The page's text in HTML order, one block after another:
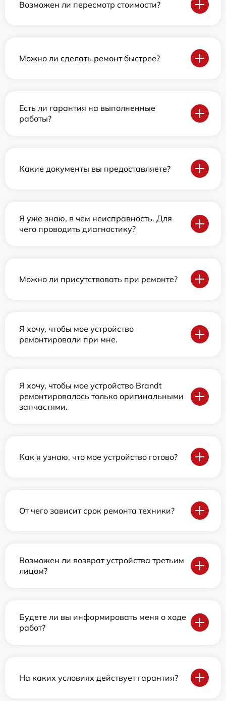
Возможен ли пересмотр стоимости?
Можно ли сделать ремонт быстрее?
Есть ли гарантия на выполненные
работы?
Какие документы вы предоставляете?
Я уже знаю, в чем неисправность. Для
чего проводить диагностику?
Можно ли присутствовать при ремонте?
Я хочу, чтобы мое устройство
ремонтировали при мне.
Я хочу, чтобы мое устройство Brandt
ремонтировалось только оригинальными
запчастями.
Как я узнаю, что мое устройство готово?
От чего зависит срок ремонта техники?
Возможен ли возврат устройства третьим
лицом?
Будете ли вы информировать меня о ходе
работ?
На каких условиях действует гарантия?